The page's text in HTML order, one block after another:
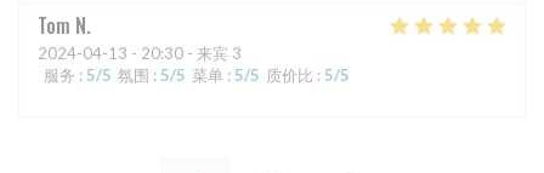
Tom N
2024-04-13 - 20:30 - 来宾 3
服务 : 5/5 氛围 : 5/5 菜单 : 5/5 质价比 : 5/5